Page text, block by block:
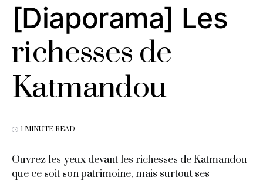
[Diaporama] Les
richesses de
Katmandou
1 MINUTE READ
Ouvrez les yeux devant les richesses de Katmandou
que ce soit son patrimoine, mais surtout ses